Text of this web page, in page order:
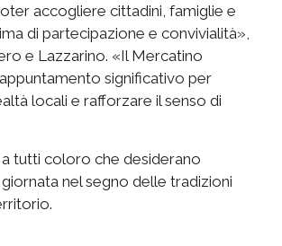
accogliere cittadini, famiglie e
di partecipazione e convivialità»,
e Lazzarino. «Il Mercatino
significativo per
locali e rafforzare il senso di
a tutti coloro che desiderano
nel segno delle tradizioni